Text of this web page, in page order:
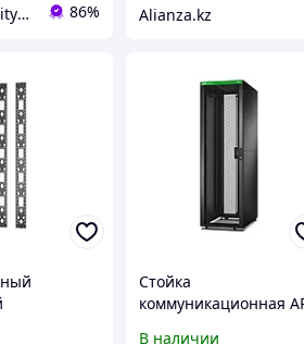
Магазин CityCom.kz +7-727-250-1209 86% Alianza.kz
Стойка
коммуникационная
В наличии